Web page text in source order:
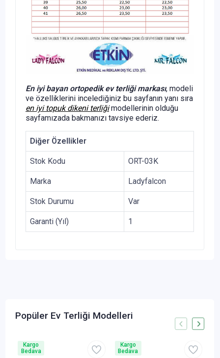
En iyi bayan ortopedik ev terliği markası, modeli
ve özelliklerini incelediğiniz bu sayfanın yanı sıra
en iyi topuk dikeni terliğimodellerinin olduğu
sayfamızada bakmanızı tavsiye ederiz.
Diğer Özellikler
Stok Kodu ORT-03K
Marka Ladyfalcon
Stok Durumu Var
Garanti (Yıl) 1
Popüler Ev Terliği Modelleri
Kargo
Bedava
Kargo
Bedava